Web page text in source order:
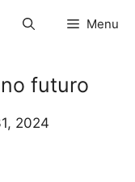
Menu
futuro
2024